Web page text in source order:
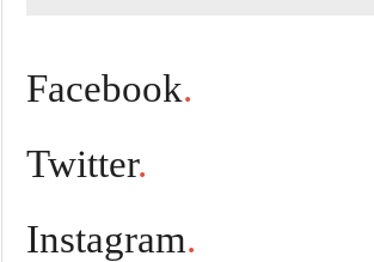
Facebook.
Twitter.
Instagram.